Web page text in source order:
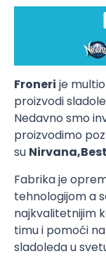
Froneri je
proizvodi
Nedavno smo
proizvodimo
su Nirvana,Best
Fabrika je
tehnologijom a
najkvalitetnijim
timu i pomoći
sladoleda u